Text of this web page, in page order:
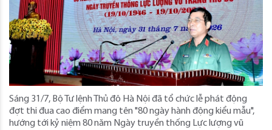
Sáng 31/7, Bộ Tư lệnh Thủ đô Hà Nội đã tổ chức lễ phát động
đợt thi đua cao điểm mang tên "80 ngày hành động kiểu mẫu",
hướng tới kỷ niệm 80 năm Ngày truyền thống Lực lượng vũ